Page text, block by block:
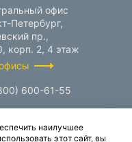
офис
Петербург,
пр.,
корп. 2, 4 этаж
600-61-55
наилучшее
этот сайт, вы